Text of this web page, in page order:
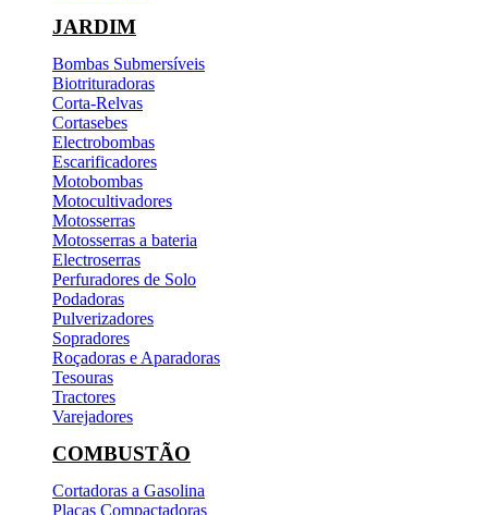
JARDIM
Bombas Submersíveis
Biotrituradoras
Corta-Relvas
Cortasebes
Electrobombas
Escarificadores
Motobombas
Motocultivadores
Motosserras
Motosserras a bateria
Electroserras
Perfuradores de Solo
Podadoras
Pulverizadores
Sopradores
Roçadoras e Aparadoras
Tesouras
Tractores
Varejadores
COMBUSTÃO
Cortadoras a Gasolina
Placas Compactadoras